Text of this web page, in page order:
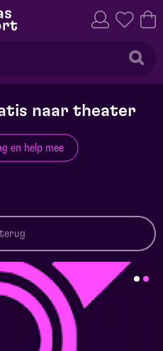
naar theater
en help mee
terug